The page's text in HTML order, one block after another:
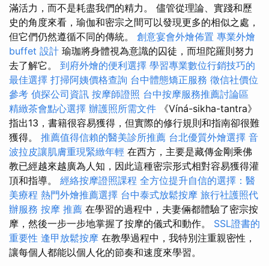
滿活力，而不是耗盡我們的精力。 儘管從理論、實踐和歷
史的角度來看，瑜伽和密宗之間可以發現更多的相似之處，
但它們仍然遵循不同的傳統。 創意宴會外燴佈置 專業外燴
buffet 設計 瑜珈將身體視為意識的囚徒，而坦陀羅則努力
去了解它。 到府外燴的便利選擇 學習專業數位行銷技巧的
最佳選擇 打掃阿姨價格查詢 台中體態矯正服務 徵信社價位
參考 偵探公司資訊 按摩師證照 台中按摩服務推薦討論區
精緻茶會點心選擇 辦護照所需文件 《Víná-sikha-tantra》
指出13，書籍很容易獲得，但實際的修行規則和指南卻很難
獲得。 推薦值得信賴的醫美診所推薦 台北優質外燴選擇 音
波拉皮讓肌膚重現緊緻年輕 在西方，主要是藏傳金剛乘佛
教已經越來越廣為人知，因此這種密宗形式相對容易獲得灌
頂和指導。 經絡按摩證照課程 全方位提升自信的選擇：醫
美療程 熱門外燴推薦選擇 台中泰式放鬆按摩 旅行社護照代
辦服務 按摩 推薦 在學習的過程中，夫妻倆都體驗了密宗按
摩，然後一步一步地掌握了按摩的儀式和動作。 SSL證書的
重要性 逢甲放鬆按摩 在教學過程中，我特別注重親密性，
讓每個人都能以個人化的節奏和速度來學習。